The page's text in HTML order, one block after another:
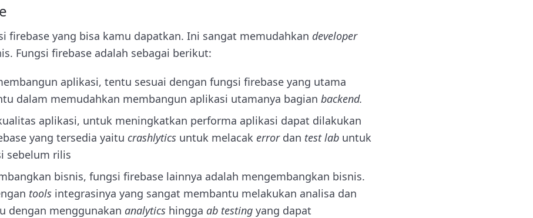
firebase yang bisa kamu dapatkan. Ini sangat memudahkan developer
Fungsi firebase adalah sebagai berikut:
aplikasi, tentu sesuai dengan fungsi firebase yang utama
dalam memudahkan membangun aplikasi utamanya bagian backend.
aplikasi, untuk meningkatkan performa aplikasi dapat dilakukan
yang tersedia yaitu crashlytics untuk melacak errordan test lab untuk
sebelum rilis
bisnis, fungsi firebase lainnya adalah mengembangkan bisnis.
tools integrasinya yang sangat membantu melakukan analisa dan
dengan menggunakan analytics hingga ab testing yang dapat